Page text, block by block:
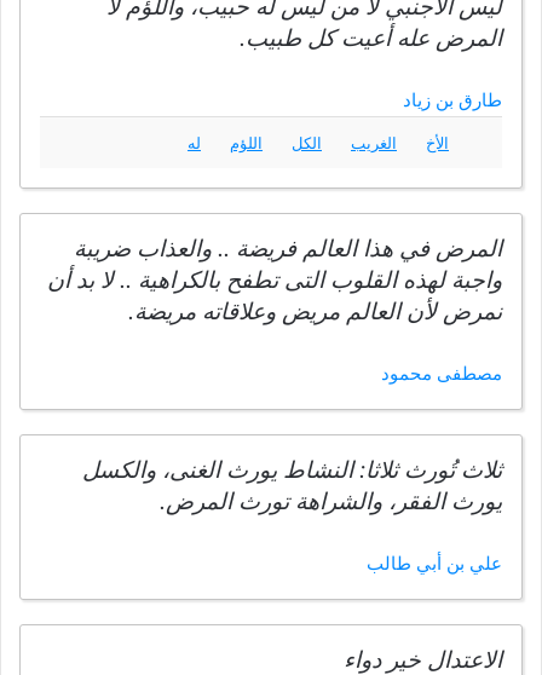
ليس الأجنبي لا من ليس له حبيب، واللؤم لا
المرض عله أعيت كل طبيب.
طارق بن زياد
الأخ الغريب الكل اللؤم له
المرض في هذا العالم فريضة .. والعذاب ضريبة
واجبة لهذه القلوب التى تطفح بالكراهية .. لا بد أن
نمرض لأن العالم مريض وعلاقاته مريضة.
مصطفى محمود
ثلاث تُورث ثلاثا: النشاط يورث الغنى، والكسل
يورث الفقر، والشراهة تورث المرض.
علي بن أبي طالب
الاعتدال خير دواء